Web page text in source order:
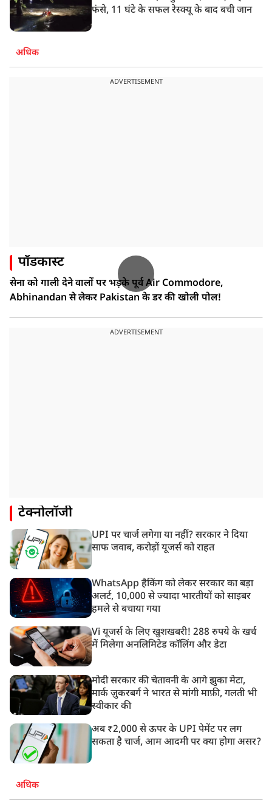
फंसे, 11 घंटे के सफल रेस्क्यू के बाद बची जान
अधिक
ADVERTISEMENT
पॉडकास्ट
सेना को गाली देने वालों पर भड़के पूर्व Air Commodore,
Abhinandan से लेकर Pakistan के डर की खोली पोल!
ADVERTISEMENT
टेक्नोलॉजी
UPI पर चार्ज लगेगा या नहीं? सरकार ने दिया
साफ जवाब, करोड़ों यूजर्स को राहत
WhatsApp हैकिंग को लेकर सरकार का बड़ा
अलर्ट, 10,000 से ज्यादा भारतीयों को साइबर
हमले से बचाया गया
Vi यूजर्स के लिए खुशखबरी! 288 रुपये के खर्च
में मिलेगा अनलिमिटेड कॉलिंग और डेटा
मोदी सरकार की चेतावनी के आगे झुका मेटा,
मार्क ज़ुकरबर्ग ने भारत से मांगी माफ़ी, गलती भी
स्वीकार की
अब ₹2,000 से ऊपर के UPI पेमेंट पर लग
सकता है चार्ज, आम आदमी पर क्या होगा असर?
अधिक